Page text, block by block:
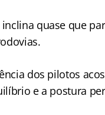
quase que
dos pilotos
e a postura